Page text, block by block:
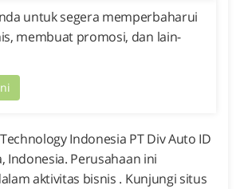
untuk segera memperbaharui
membuat promosi, dan lain-
Indonesia PT Div Auto ID
Indonesia. Perusahaan ini
aktivitas bisnis . Kunjungi situs